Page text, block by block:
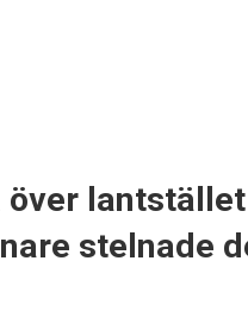
stelnade